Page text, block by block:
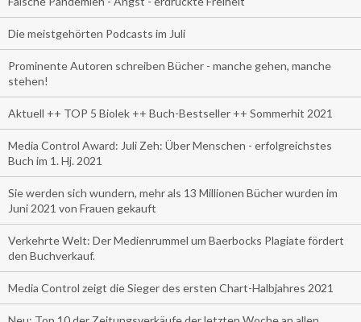
Die meistgehörten Podcasts im Juli
Prominente Autoren schreiben Bücher - manche gehen, manche
stehen!
Aktuell ++ TOP 5 Biolek ++ Buch-Bestseller ++ Sommerhit 2021
Media Control Award: Juli Zeh: Über Menschen - erfolgreichstes
Buch im 1. Hj. 2021
Sie werden sich wundern, mehr als 13 Millionen Bücher wurden im
Juni 2021 von Frauen gekauft
Verkehrte Welt: Der Medienrummel um Baerbocks Plagiate fördert
den Buchverkauf.
Media Control zeigt die Sieger des ersten Chart-Halbjahres 2021